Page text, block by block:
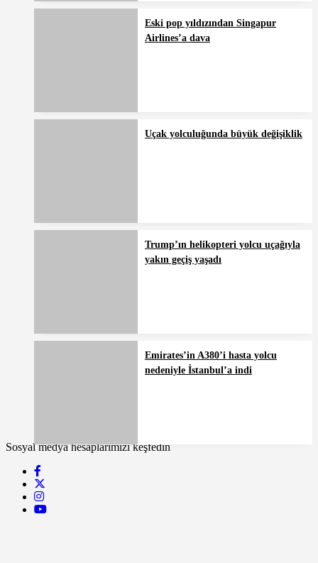
Eski pop yıldızından Singapur
Airlines’a dava
Uçak yolculuğunda büyük değişiklik
Trump’ın helikopteri yolcu uçağıyla
yakın geçiş yaşadı
Emirates’in A380’i hasta yolcu
nedeniyle İstanbul’a indi
Sosyal medya hesaplarımızı keşfedin